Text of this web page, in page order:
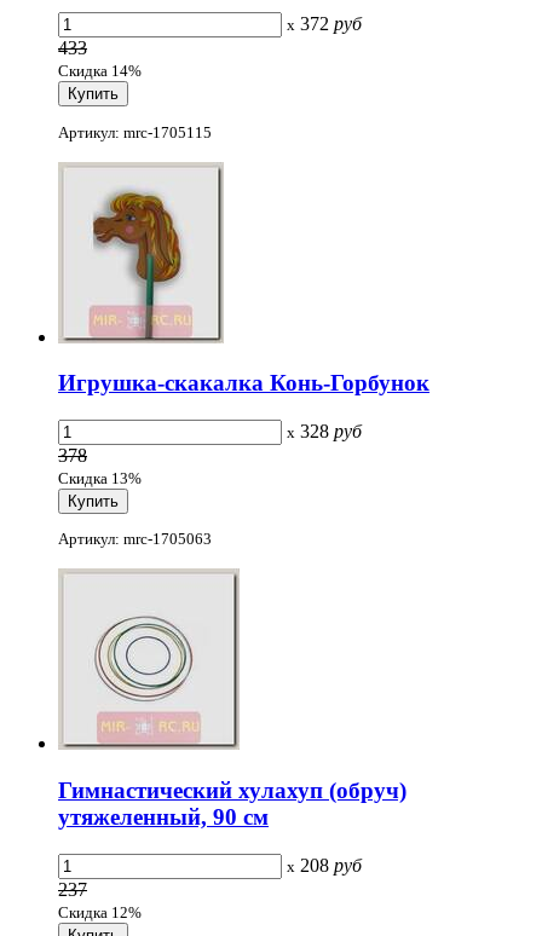
x 372 руб
433
Скидка 14%
Артикул: mrc-1705115
Игрушка-скакалка Конь-Горбунок
x 328 руб
378
Скидка 13%
Артикул: mrc-1705063
Гимнастический хулахуп (обруч)
утяжеленный, 90 см
x 208 руб
237
Скидка 12%